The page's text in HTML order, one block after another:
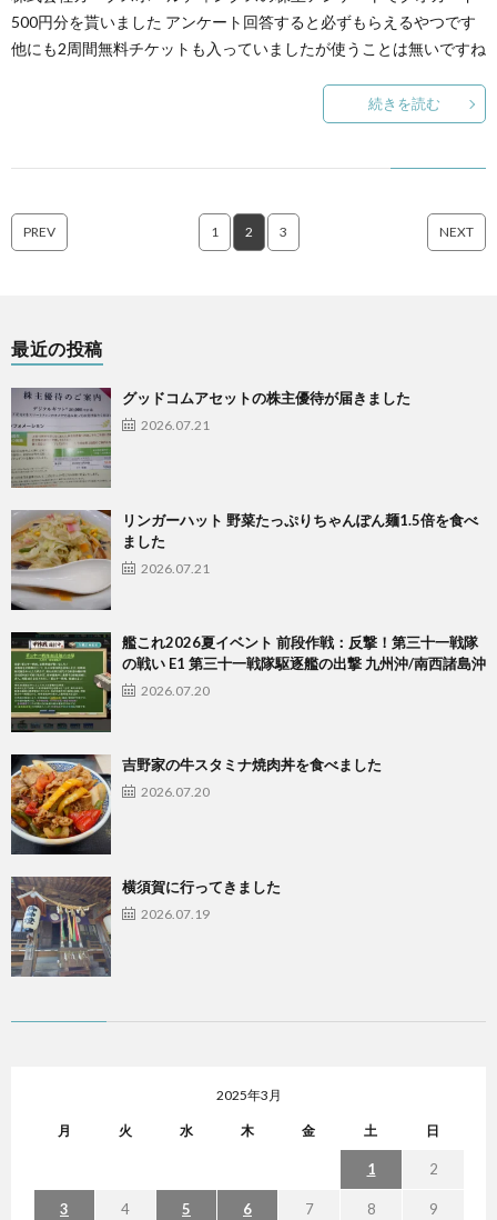
500円分を貰いました アンケート回答すると必ずもらえるやつです
他にも2周間無料チケットも入っていましたが使うことは無いですね
続きを読む
PREV 1 2 3 NEXT
最近の投稿
グッドコムアセットの株主優待が届きました
2026.07.21
リンガーハット 野菜たっぷりちゃんぽん麺1.5倍を食べ
ました
2026.07.21
艦これ2026夏イベント 前段作戦：反撃！第三十一戦隊
の戦い E1 第三十一戦隊駆逐艦の出撃 九州沖/南西諸島沖
2026.07.20
吉野家の牛スタミナ焼肉丼を食べました
2026.07.20
横須賀に行ってきました
2026.07.19
2025年3月
月 火 水 木 金 土 日
1 2
3 4 5 6 7 8 9